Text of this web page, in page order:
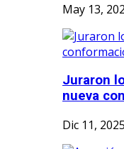
May 13,
Juraron
nueva
Dic 11, 2025